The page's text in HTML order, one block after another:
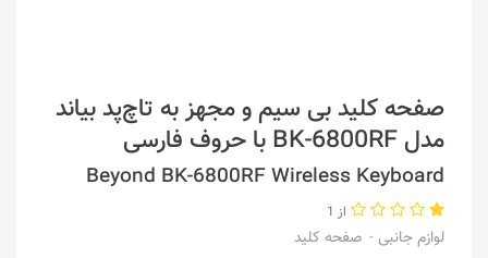
صفحه کلید بی‌ سیم و مجهز به تاچ‌پد بیاند
مدل BK-6800RF با حروف فارسی
Beyond BK-6800RF Wireless Keyboard
از 1
لوازم جانبی صفحه کلید